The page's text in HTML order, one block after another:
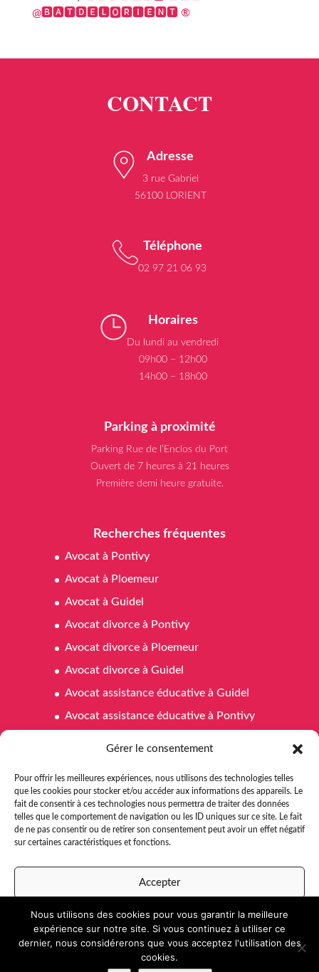
Gérer le consentement
Pour offrir les meilleures expériences, nous utilisons des technologies telles
que les cookies pour stocker et/ou accéder aux informations des appareils. Le
fait de consentir à ces technologies nous permettra de traiter des données
telles que le comportement de navigation ou les ID uniques sur ce site. Le fait
de ne pas consentir ou de retirer son consentement peut avoir un effet négatif
sur certaines caractéristiques et fonctions.
Accepter
Refuser
Voir les préférences
@🅱🅰🆃🅳🅴🅻🅾🆁🅸🅴🅽🆃 ®
Adresse
3 rue Gabriel
56100 LORIENT
Téléphone
02 97 21 06 93
Horaires
Du lundi au vendredi
09h00 – 12h00
14h00 – 18h00
Parking à proximité
Parking Rue de l’Enclos du Port
Ouvert de 7 heures à 21 heures
Première demi heure gratuite.
Recherches fréquentes
Avocat à Pontivy
Avocat à Ploemeur
Avocat à Guidel
Avocat divorce à Pontivy
Avocat divorce à Ploemeur
Avocat divorce à Guidel
Avocat assistance éducative à Guidel
Avocat assistance éducative à Pontivy
Avocat affaires familiales à Ploemeur
Avocat affaires familiales à Guidel
Avocat aide juridictionnelle Pontivy
e-Ness,création de site internet
Nous utilisons des cookies pour vous garantir la meilleure
expérience sur notre site. Si vous continuez à utiliser ce
dernier, nous considérerons que vous acceptez l'utilisation des
cookies.